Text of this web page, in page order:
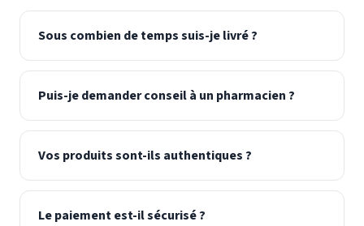
Sous combien de temps suis-je livré ?
Puis-je demander conseil à un pharmacien ?
Vos produits sont-ils authentiques ?
Le paiement est-il sécurisé ?